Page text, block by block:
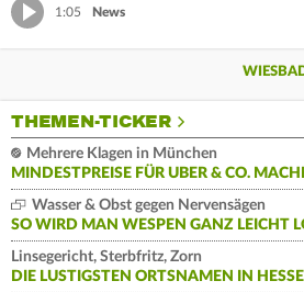
1:05 News
THEMEN-TICKER
Mehrere Klagen in München
MINDESTPREISE FÜR UBER & CO.
Wasser & Obst gegen Nervensägen
SO WIRD MAN WESPEN GANZ LEICHT
Linsegericht, Sterbfritz, Zorn
DIE LUSTIGSTEN ORTSNAMEN IN